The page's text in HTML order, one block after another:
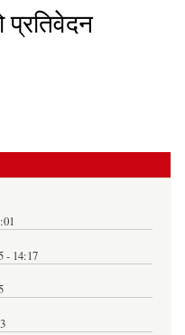
प्रतिवेदन
- 14:17